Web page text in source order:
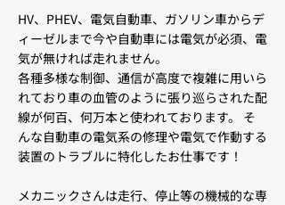
HV、PHEV、電気自動車、ガソリン車からデ
ィーゼルまで今や自動車には電気が必須、電
気が無ければ走れません。
各種多様な制御、通信が高度で複雑に用いら
れており車の血管のように張り巡らされた配
線が何百、何万本と使われております。 そ
んな自動車の電気系の修理や電気で作動する
装置のトラブルに特化したお仕事です！
メカニックさんは走行、停止等の機械的な専